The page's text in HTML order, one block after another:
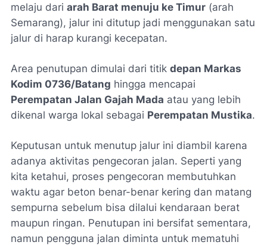
melaju dari arah Barat menuju ke Timur (arah
Semarang), jalur ini ditutup jadi menggunakan satu
jalur di harap kurangi kecepatan.
Area penutupan dimulai dari titik depan Markas
Kodim 0736/Batang hingga mencapai
Perempatan Jalan Gajah Mada atau yang lebih
dikenal warga lokal sebagai Perempatan Mustika.
Keputusan untuk menutup jalur ini diambil karena
adanya aktivitas pengecoran jalan. Seperti yang
kita ketahui, proses pengecoran membutuhkan
waktu agar beton benar-benar kering dan matang
sempurna sebelum bisa dilalui kendaraan berat
maupun ringan. Penutupan ini bersifat sementara,
namun pengguna jalan diminta untuk mematuhi